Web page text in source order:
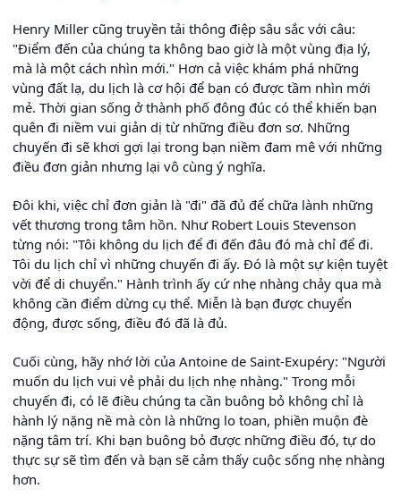
Henry Miller cũng truyền tải thông điệp sâu sắc với câu:
"Điểm đến của chúng ta không bao giờ là một vùng địa lý,
mà là một cách nhìn mới." Hơn cả việc khám phá những
vùng đất lạ, du lịch là cơ hội để bạn có được tầm nhìn mới
mẻ. Thời gian sống ở thành phố đông đúc có thể khiến bạn
quên đi niềm vui giản dị từ những điều đơn sơ. Những
chuyến đi sẽ khơi gợi lại trong bạn niềm đam mê với những
điều đơn giản nhưng lại vô cùng ý nghĩa.
Đôi khi, việc chỉ đơn giản là "đi" đã đủ để chữa lành những
vết thương trong tâm hồn. Như Robert Louis Stevenson
từng nói: "Tôi không du lịch để đi đến đâu đó mà chỉ để đi.
Tôi du lịch chỉ vì những chuyến đi ấy. Đó là một sự kiện tuyệt
vời để di chuyển." Hành trình ấy cứ nhẹ nhàng chảy qua mà
không cần điểm dừng cụ thể. Miễn là bạn được chuyển
động, được sống, điều đó đã là đủ.
Cuối cùng, hãy nhớ lời của Antoine de Saint-Exupéry: "Người
muốn du lịch vui vẻ phải du lịch nhẹ nhàng." Trong mỗi
chuyến đi, có lẽ điều chúng ta cần buông bỏ không chỉ là
hành lý nặng nề mà còn là những lo toan, phiền muộn đè
nặng tâm trí. Khi bạn buông bỏ được những điều đó, tự do
thực sự sẽ tìm đến và bạn sẽ cảm thấy cuộc sống nhẹ nhàng
hơn.